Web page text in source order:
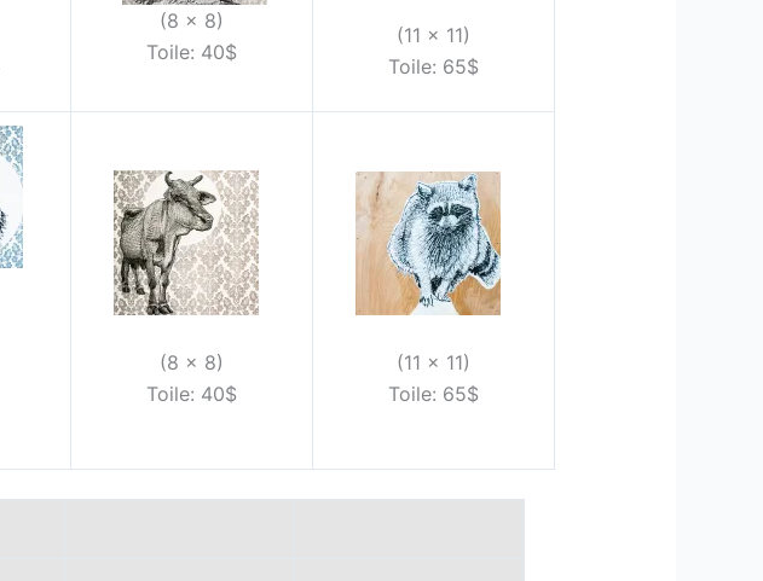
(8 x 8)
Toile: 40$
(11 x 11)
Toile: 65$
(8 x 8)
Toile: 40$
(11 x 11)
Toile: 65$